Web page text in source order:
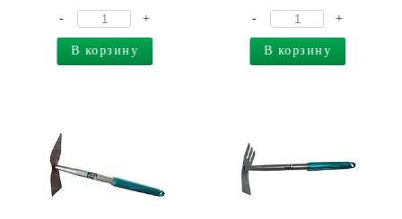
- +
В корзину
- +
В корзину